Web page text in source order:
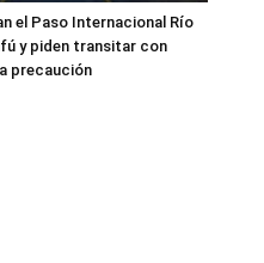
el Paso Internacional Río
y piden transitar con
precaución